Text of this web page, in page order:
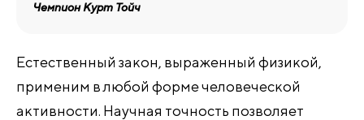
Чемпион Курт Тойч
Естественный закон, выраженный физикой,
применим в любой форме человеческой
активности. Научная точность позволяет